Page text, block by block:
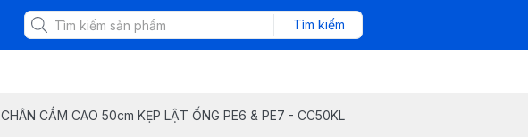
Tìm kiếm
CHÂN CẮM CAO 50cm KẸP LẬT ỐNG PE6 & PE7 - CC50KL